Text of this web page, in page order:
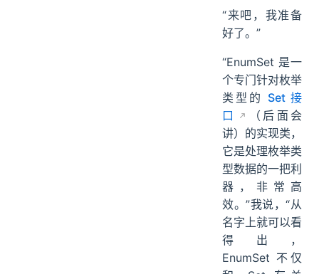
“来吧，我准备
好了。”
“EnumSet 是一
个专门针对枚举
类型的 Set 接
口
（后面会
讲）的实现类，
它是处理枚举类
型数据的一把利
器，非常高
效。”我说，“从
名字上就可以看
得出，
EnumSet 不仅